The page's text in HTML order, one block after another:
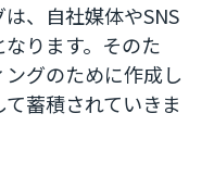
、自社媒体やSNS
ります。そのた
グのために作成し
蓄積されていきま